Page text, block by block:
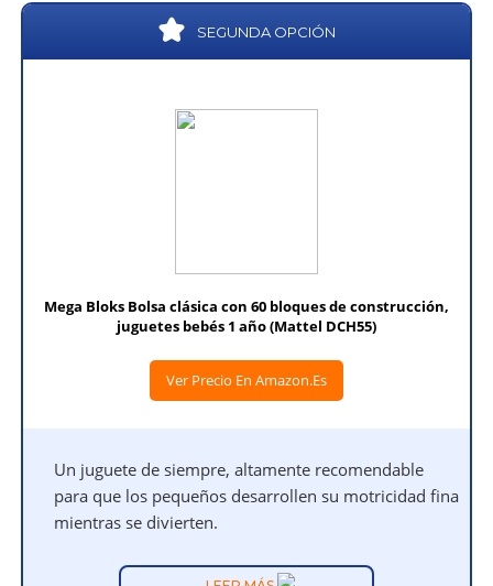
SEGUNDA OPCIÓN
Mega Bloks Bolsa clásica con 60 bloques de construcción,
juguetes bebés 1 año (Mattel DCH55)
Ver Precio En Amazon.es
Un juguete de siempre, altamente recomendable
para que los pequeños desarrollen su motricidad fina
mientras se divierten.